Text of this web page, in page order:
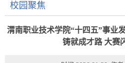
校园聚焦
渭南职业技术学院“十四五”事业
铸就成才路 大赛